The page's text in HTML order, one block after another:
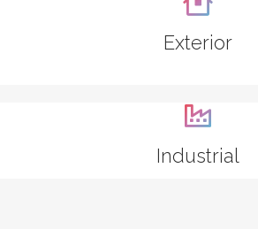
Exterior
Industrial